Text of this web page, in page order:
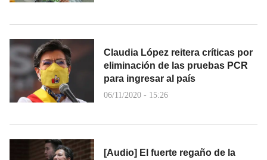
Claudia López reitera críticas por
eliminación de las pruebas PCR
para ingresar al país
06/11/2020 - 15:26
[Audio] El fuerte regaño de la